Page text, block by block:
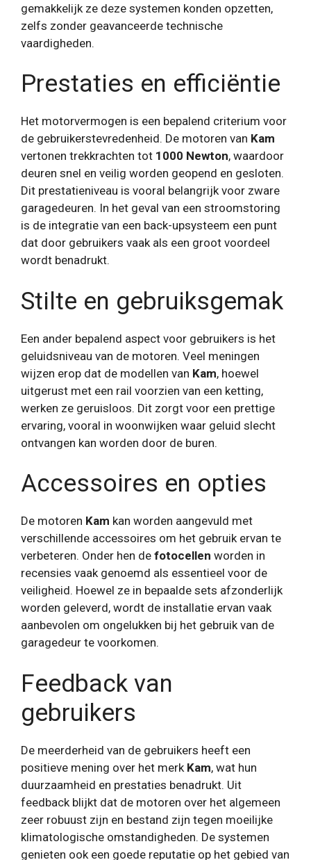
gemakkelijk ze deze systemen konden opzetten,
zelfs zonder geavanceerde technische
vaardigheden.
Prestaties en efficiëntie
Het motorvermogen is een bepalend criterium voor
de gebruikerstevredenheid. De motoren van Kam
vertonen trekkrachten tot 1000 Newton, waardoor
deuren snel en veilig worden geopend en gesloten.
Dit prestatieniveau is vooral belangrijk voor zware
garagedeuren. In het geval van een stroomstoring
is de integratie van een back-upsysteem een ​​punt
dat door gebruikers vaak als een groot voordeel
wordt benadrukt.
Stilte en gebruiksgemak
Een ander bepalend aspect voor gebruikers is het
geluidsniveau van de motoren. Veel meningen
wijzen erop dat de modellen van Kam, hoewel
uitgerust met een rail voorzien van een ketting,
werken ze geruisloos. Dit zorgt voor een prettige
ervaring, vooral in woonwijken waar geluid slecht
ontvangen kan worden door de buren.
Accessoires en opties
De motoren Kam kan worden aangevuld met
verschillende accessoires om het gebruik ervan te
verbeteren. Onder hen de fotocellen worden in
recensies vaak genoemd als essentieel voor de
veiligheid. Hoewel ze in bepaalde sets afzonderlijk
worden geleverd, wordt de installatie ervan vaak
aanbevolen om ongelukken bij het gebruik van de
garagedeur te voorkomen.
Feedback van
gebruikers
De meerderheid van de gebruikers heeft een
positieve mening over het merk Kam, wat hun
duurzaamheid en prestaties benadrukt. Uit
feedback blijkt dat de motoren over het algemeen
zeer robuust zijn en bestand zijn tegen moeilijke
klimatologische omstandigheden. De systemen
genieten ook een goede reputatie op het gebied van